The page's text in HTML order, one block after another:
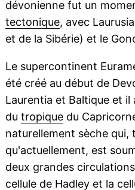
dévonienne fut un
tectonique, avec
et de la Sibérie) et le
Le supercontinent
été créé au début de
Laurentia et Baltique et il
du tropiquedu
naturellement sèche qui,
qu'actuellement, est
deux grandes
cellulede Hadley et la